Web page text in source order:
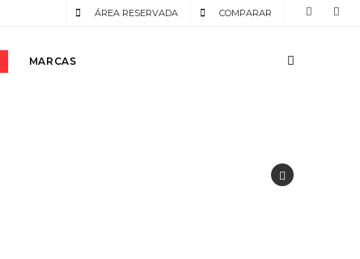
COMPARAR
ÁREA RESERVADA
MARCAS